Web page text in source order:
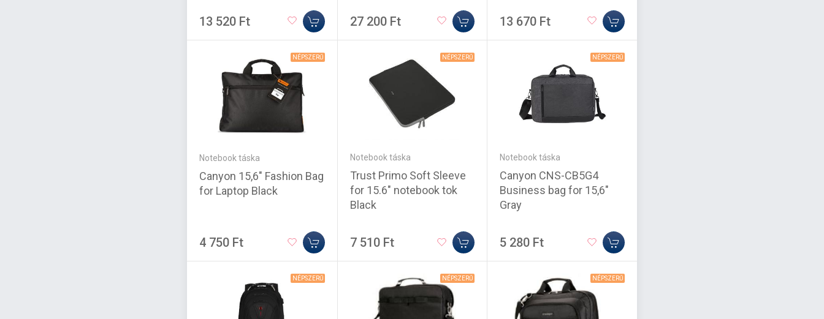
13 520 Ft 27 200 Ft 13 670 Ft
NÉPSZERŰ
Notebook táska
Canyon 15,6" Fashion Bag
for Laptop Black
4 750 Ft
NÉPSZERŰ
Notebook táska
Trust Primo Soft Sleeve
for 15.6" notebook tok
Black
7 510 Ft
NÉPSZERŰ
Notebook táska
Canyon CNS-CB5G4
Business bag for 15,6"
Gray
5 280 Ft
NÉPSZERŰ NÉPSZERŰ NÉPSZERŰ